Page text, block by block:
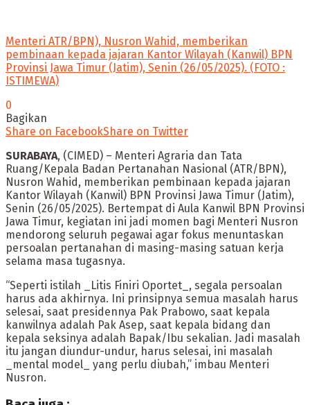
Menteri ATR/BPN), Nusron Wahid, memberikan
pembinaan kepada jajaran Kantor Wilayah (Kanwil) BPN
Provinsi Jawa Timur (Jatim), Senin (26/05/2025). (FOTO :
ISTIMEWA)
0
Bagikan
Share on FacebookShare on Twitter
SURABAYA, (CIMED) – Menteri Agraria dan Tata
Ruang/Kepala Badan Pertanahan Nasional (ATR/BPN),
Nusron Wahid, memberikan pembinaan kepada jajaran
Kantor Wilayah (Kanwil) BPN Provinsi Jawa Timur (Jatim),
Senin (26/05/2025). Bertempat di Aula Kanwil BPN Provinsi
Jawa Timur, kegiatan ini jadi momen bagi Menteri Nusron
mendorong seluruh pegawai agar fokus menuntaskan
persoalan pertanahan di masing-masing satuan kerja
selama masa tugasnya.
“Seperti istilah _Litis Finiri Oportet_, segala persoalan
harus ada akhirnya. Ini prinsipnya semua masalah harus
selesai, saat presidennya Pak Prabowo, saat kepala
kanwilnya adalah Pak Asep, saat kepala bidang dan
kepala seksinya adalah Bapak/Ibu sekalian. Jadi masalah
itu jangan diundur-undur, harus selesai, ini masalah
_mental model_ yang perlu diubah,” imbau Menteri
Nusron.